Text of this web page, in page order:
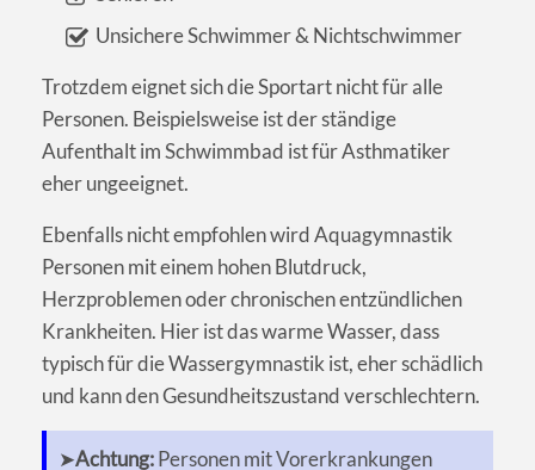
Unsichere Schwimmer & Nichtschwimmer
Trotzdem eignet sich die Sportart nicht für alle
Personen. Beispielsweise ist der ständige
Aufenthalt im Schwimmbad ist für Asthmatiker
eher ungeeignet.
Ebenfalls nicht empfohlen wird Aquagymnastik
Personen mit einem hohen Blutdruck,
Herzproblemen oder chronischen entzündlichen
Krankheiten. Hier ist das warme Wasser, dass
typisch für die Wassergymnastik ist, eher schädlich
und kann den Gesundheitszustand verschlechtern.
➤Achtung:Personen mit Vorerkrankungen